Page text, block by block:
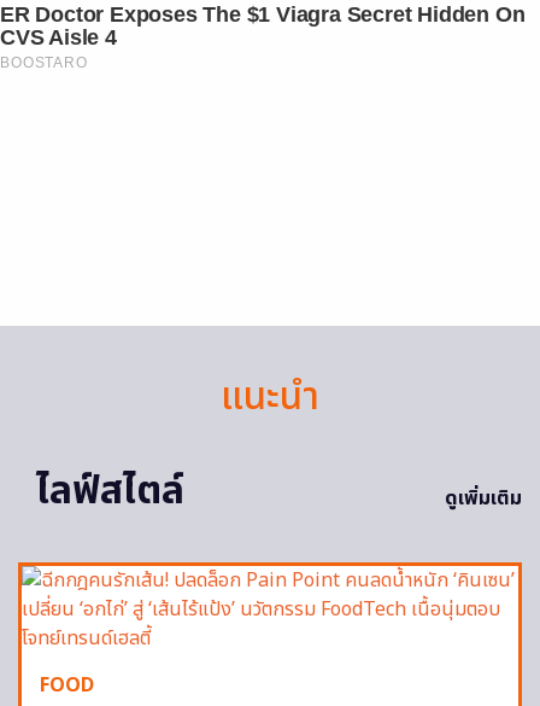
ER Doctor Exposes The $1 Viagra Secret Hidden On
CVS Aisle 4
BOOSTARO
แนะนำ
ไลฟ์สไตล์
ดูเพิ่มเติม
FOOD